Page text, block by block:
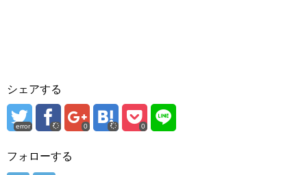
シェアする
error 0 0
フォローする